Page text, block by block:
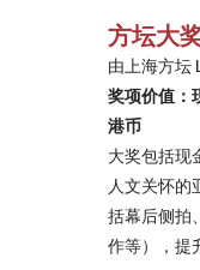
方坛大
由上海方坛
奖项价值：
港币
大奖包括现
人文关怀的
括幕后侧拍
作等），提